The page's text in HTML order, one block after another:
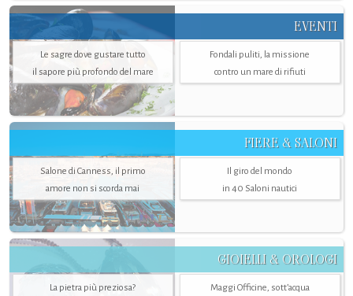
EVENTI
Le sagre dove gustare tutto
il sapore più profondo del mare
Fondali puliti, la missione
contro un mare di rifiuti
FIERE & SALONI
Salone di Canness, il primo
amore non si scorda mai
Il giro del mondo
in 40 Saloni nautici
GIOIELLI & OROLOGI
La pietra più preziosa?
Maggi Officine, sott’acqua